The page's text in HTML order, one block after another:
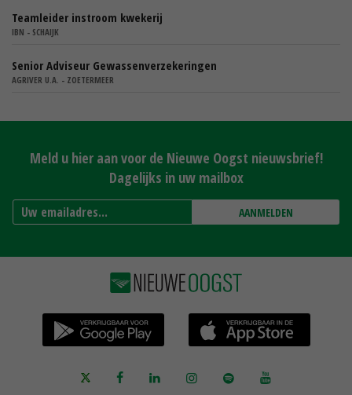
Teamleider instroom kwekerij
IBN - SCHAIJK
Senior Adviseur Gewassenverzekeringen
AGRIVER U.A. - ZOETERMEER
Meld u hier aan voor de Nieuwe Oogst nieuwsbrief!
Dagelijks in uw mailbox
AANMELDEN